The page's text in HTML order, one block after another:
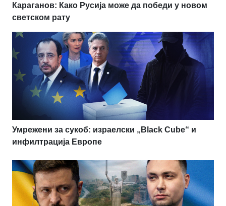
Караганов: Како Русија може да победи у новом
светском рату
Умрежени за сукоб: израелски „Black Cube“ и
инфилтрација Европе